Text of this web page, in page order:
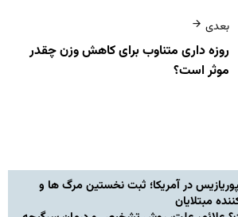
بعدی
روزه داری متناوب برای کاهش وزن چقدر
موثر است؟
در آمریکا؛ ثبت نخستین مرگ ها و
مبتلایان